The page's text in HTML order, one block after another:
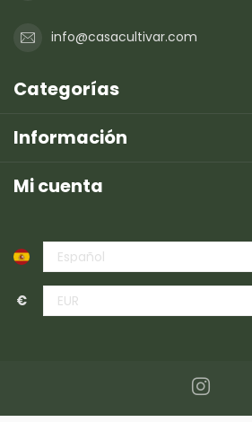
info@casacultivar.com
Categorías
Información
Mi cuenta
€